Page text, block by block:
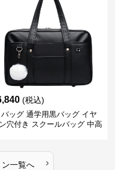
(税込)
ッグ 通学用黒バッグ イヤ
穴付き スクールバッグ 中高
一覧へ ›